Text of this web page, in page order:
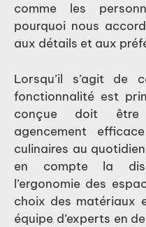
comme les
pourquoi nous
aux détails et aux
Lorsqu’il s’agit de
fonctionnalité est
conçue doit
agencement
culinaires au
en compte la
l’ergonomie des
choix des matériaux
équipe d’experts en